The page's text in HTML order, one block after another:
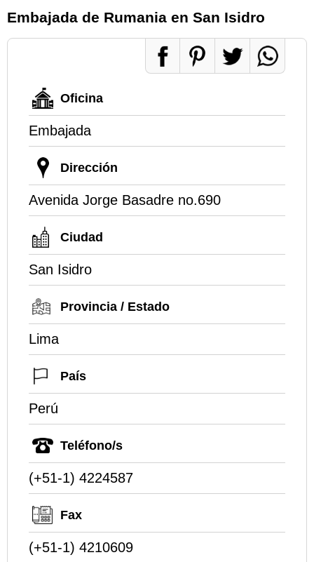
Embajada de Rumania en San Isidro
Oficina
Embajada
Dirección
Avenida Jorge Basadre no.690
Ciudad
San Isidro
Provincia / Estado
Lima
País
Perú
Teléfono/s
(+51-1) 4224587
Fax
(+51-1) 4210609